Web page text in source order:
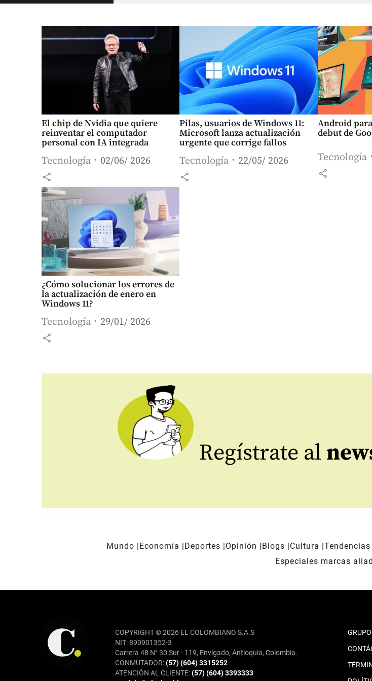
El chip de Nvidia que quiere
reinventar el computador
personal con IA integrada
Tecnología 02/06/ 2026
share
Pilas, usuarios de Windows 11:
Microsoft lanza actualización
urgente que corrige fallos
Tecnología 22/05/ 2026
share
Android
debut de
Tecnología
share
¿Cómo solucionar los errores de
la actualización de enero en
Windows 11?
Tecnología 29/01/ 2026
share
Regístrate al
Mundo Economía Deportes Opinión Blogs Cultura Tendencias
Especiales marcas
COPYRIGHT © 2026 EL COLOMBIANO S.A.S
NIT: 890901352-3
Carrera 48 N° 30 Sur - 119, Envigado, Antioquia, Colombia.
CONMUTADOR:(57) (604) 3315252
ATENCIÓN AL CLIENTE:(57) (604) 3393333